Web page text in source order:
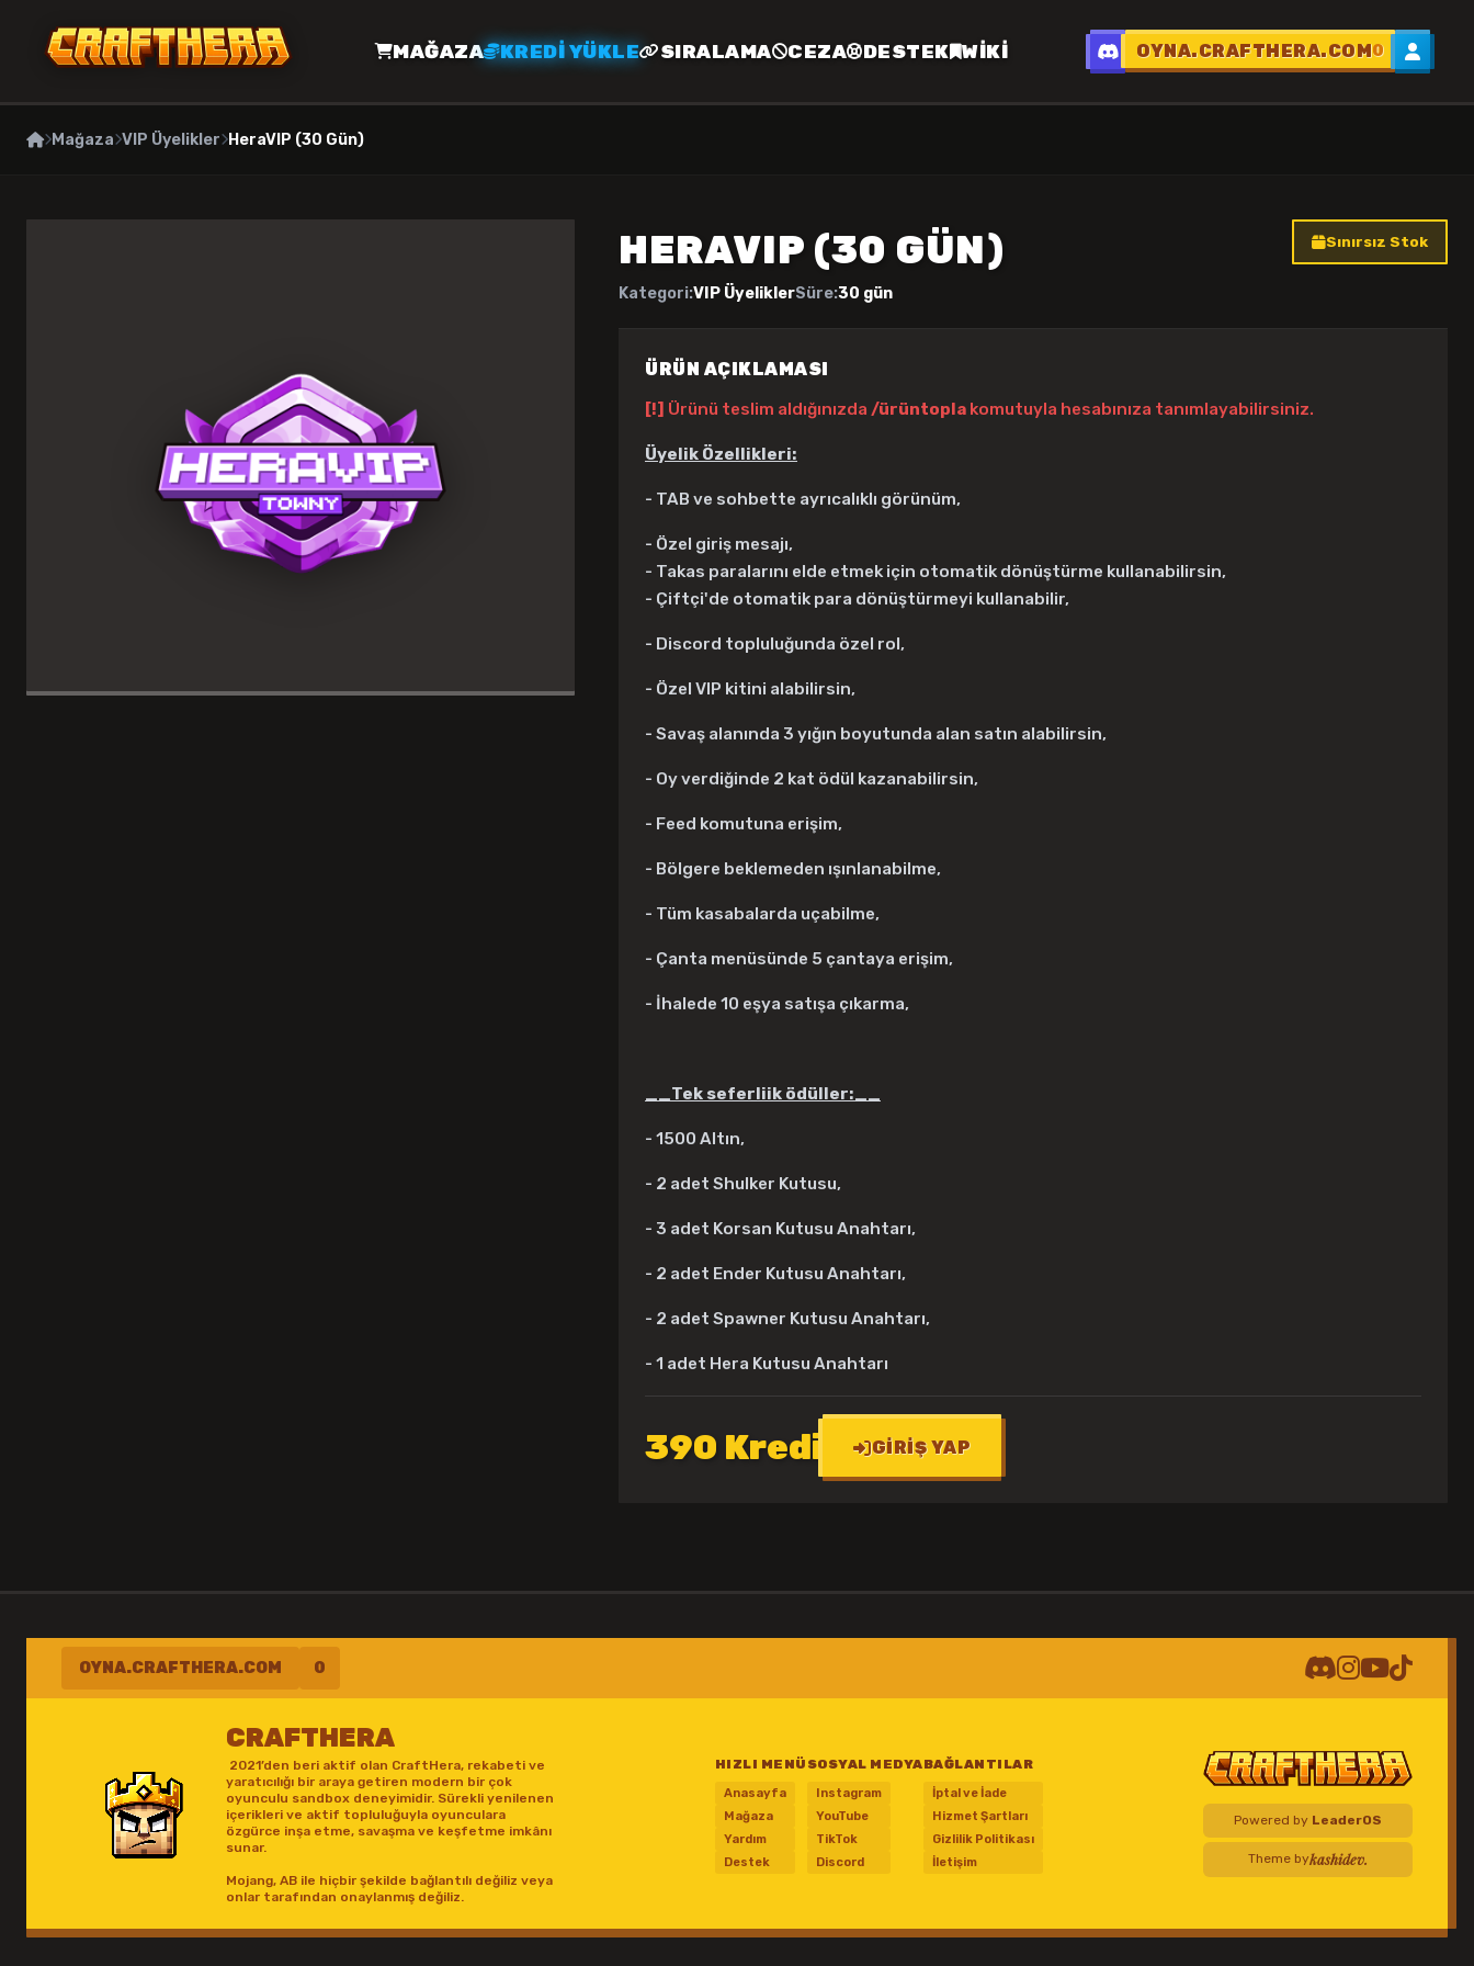
MAĞAZA KREDI YÜKLE SIRALAMA CEZA DESTEK WIKI OYNA.CRAFTHERA.COM0
Mağaza VIP Üyelikler HeraVIP (30 Gün)
HERAVIP (30 GÜN) Sınırsız Stok
Kategori:VIP ÜyeliklerSüre:30 gün
ÜRÜN AÇIKLAMASI
[!] Ürünü teslim aldığınızda /ürüntopla komutuyla hesabınıza tanımlayabilirsiniz.
Üyelik Özellikleri:
- TAB ve sohbette ayrıcalıklı görünüm,
- Özel giriş mesajı,
- Takas paralarını elde etmek için otomatik dönüştürme kullanabilirsin,
- Çiftçi'de otomatik para dönüştürmeyi kullanabilir,
- Discord topluluğunda özel rol,
- Özel VIP kitini alabilirsin,
- Savaş alanında 3 yığın boyutunda alan satın alabilirsin,
- Oy verdiğinde 2 kat ödül kazanabilirsin,
- Feed komutuna erişim,
- Bölgere beklemeden ışınlanabilme,
- Tüm kasabalarda uçabilme,
- Çanta menüsünde 5 çantaya erişim,
- İhalede 10 eşya satışa çıkarma,
__Tek seferliik ödüller:__
- 1500 Altın,
- 2 adet Shulker Kutusu,
- 3 adet Korsan Kutusu Anahtarı,
- 2 adet Ender Kutusu Anahtarı,
- 2 adet Spawner Kutusu Anahtarı,
- 1 adet Hera Kutusu Anahtarı
390 Kredi GIRIŞ YAP
OYNA.CRAFTHERA.COM 0
CRAFTHERA
2021’den beri aktif olan CraftHera, rekabeti ve
yaratıcılığı bir araya getiren modern bir çok
oyunculu sandbox deneyimidir. Sürekli yenilenen
içerikleri ve aktif topluluğuyla oyunculara
özgürce inşa etme, savaşma ve keşfetme imkânı
sunar.
Mojang, AB ile hiçbir şekilde bağlantılı değiliz veya
onlar tarafından onaylanmış değiliz.
HIZLI MENÜ
Anasayfa
Mağaza
Yardım
Destek
SOSYAL MEDYA
Instagram
YouTube
TikTok
Discord
BAĞLANTILAR
İptal ve İade
Hizmet Şartları
Gizlilik Politikası
İletişim
Powered by LeaderOS
Theme bykashidev.